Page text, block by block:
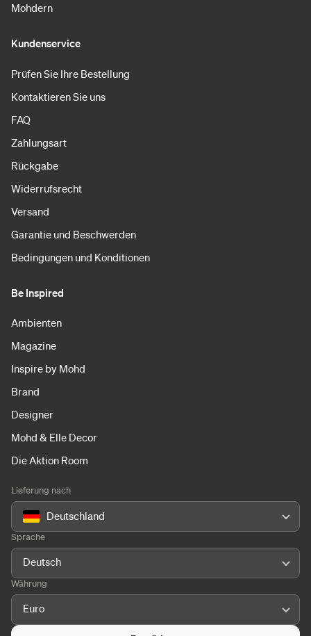
Mohdern
Kundenservice
Prüfen Sie Ihre Bestellung
Kontaktieren Sie uns
FAQ
Zahlungsart
Rückgabe
Widerrufsrecht
Versand
Garantie und Beschwerden
Bedingungen und Konditionen
Be Inspired
Ambienten
Magazine
Inspire by Mohd
Brand
Designer
Mohd & Elle Decor
Die Aktion Room
Lieferung nach
Deutschland
Sprache
Deutsch
Währung
Euro